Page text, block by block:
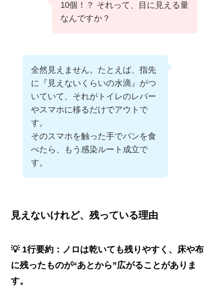
10個！？ それって、目に見える量
なんですか？
全然見えません。たとえば、指先
に『見えないくらいの水滴』がつ
いていて、それがトイレのレバー
やスマホに移るだけでアウトで
す。
そのスマホを触った手でパンを食
べたら、もう感染ルート成立で
す。
見えないけれど、残っている理由
💡 1行要約：ノロは乾いても残りやすく、床や布
に残ったものが“あとから”広がることがありま
す。